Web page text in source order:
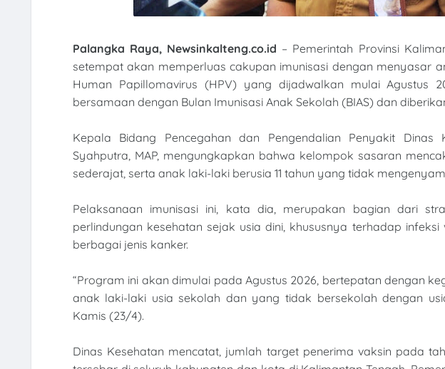
Palangka Raya, Newsinkalteng.co.id – Pemerintah Provinsi
setempat akan memperluas cakupan imunisasi dengan menyasar
Human Papillomavirus (HPV) yang dijadwalkan mulai Agustus
bersamaan dengan Bulan Imunisasi Anak Sekolah (BIAS) dan
Kepala Bidang Pencegahan dan Pengendalian Penyakit Dinas
Syahputra, MAP, mengungkapkan bahwa kelompok sasaran
sederajat, serta anak laki-laki berusia 11 tahun yang tidak
Pelaksanaan imunisasi ini, kata dia, merupakan bagian dari
perlindungan kesehatan sejak usia dini, khususnya terhadap
berbagai jenis kanker.
“Program ini akan dimulai pada Agustus 2026, bertepatan dengan
anak laki-laki usia sekolah dan yang tidak bersekolah dengan
Kamis (23/4).
Dinas Kesehatan mencatat, jumlah target penerima vaksin pada